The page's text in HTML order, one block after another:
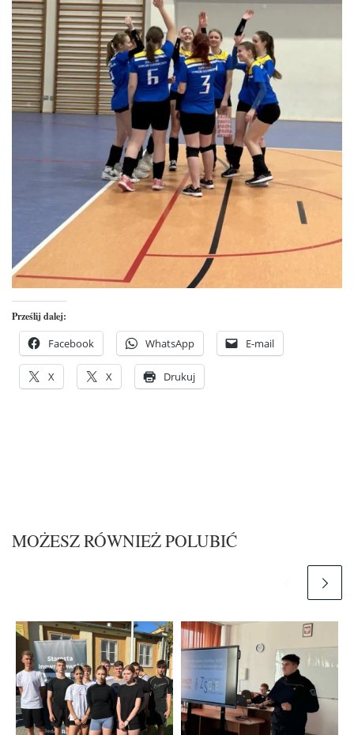
Prześlij dalej:
Facebook WhatsApp E-mail
X X Drukuj
MOŻESZ RÓWNIEŻ POLUBIĆ